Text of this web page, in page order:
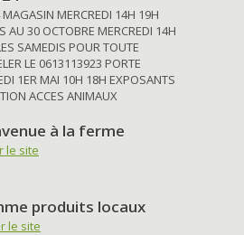
MERCREDI 14H 19H
AU 30 OCTOBRE MERCREDI 14H
SAMEDIS POUR TOUTE
LE 0613113923 PORTE
1ER MAI 10H 18H EXPOSANTS
ACCES ANIMAUX
à la ferme
le site
produits locaux
le site